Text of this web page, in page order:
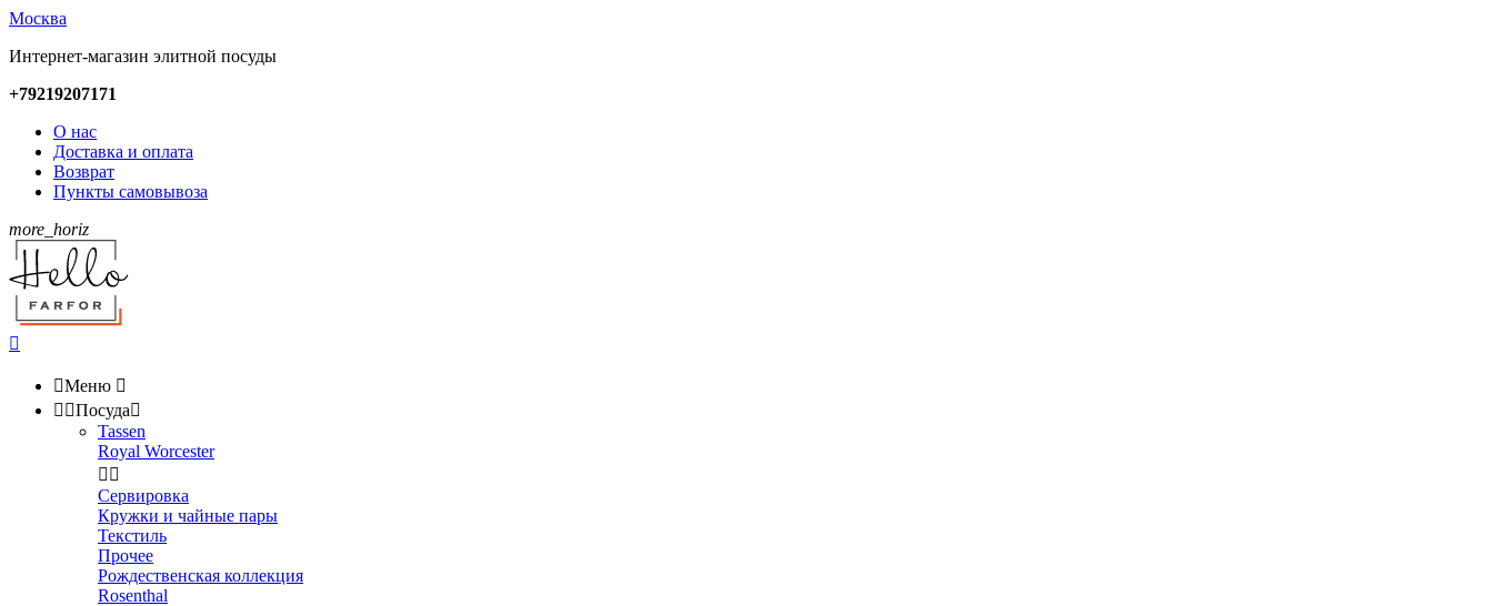
Москва
Интернет-магазин элитной посуды
+79219207171
О нас
Доставка и оплата
Возврат
Пункты самовывоза
more_horiz

Меню 
 Посуда
Tassen
Royal Worcester
 
Сервировка
Кружки и чайные пары
Текстиль
Прочее
Рождественская коллекция
Rosenthal